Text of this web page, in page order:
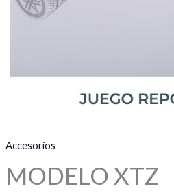
Accesorios
MODELO XTZ